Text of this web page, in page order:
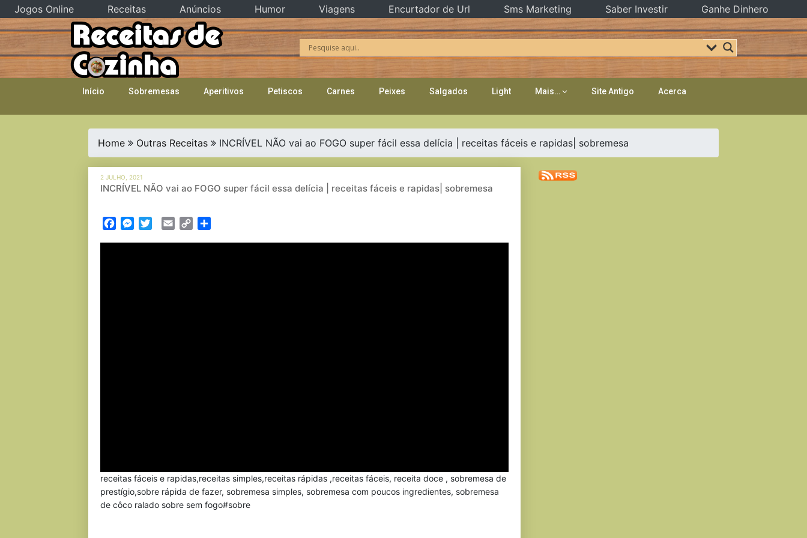
Skip
to
content
Início Sobremesas Aperitivos Petiscos Carnes Peixes Salgados Light Mais… Site Antigo Acerca
Home Outras Receitas INCRÍVEL NÃO vai ao FOGO super fácil essa delícia | receitas fáceis e rapidas| sobremesa
2 JULHO, 2021
INCRÍVEL NÃO vai ao FOGO super fácil essa delícia | receitas fáceis e rapidas| sobremesa
FacebookMessenger
TwitterEmail Copy
receitas fáceis e rapidas,receitas simples,receitas rápidas ,receitas fáceis, receita doce , sobremesa de
prestígio,sobre rápida de fazer, sobremesa simples, sobremesa com poucos ingredientes, sobremesa
de côco ralado sobre sem fogo#sobre
Jogos Online Receitas Anúncios Humor Viagens Encurtador de Url Sms Marketing Saber Investir Ganhe Dinhero